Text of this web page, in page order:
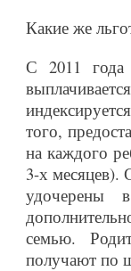
Какие же
С 2011 года
того,
на каждого
3-х месяцев).
удочерены
семью.
получают по